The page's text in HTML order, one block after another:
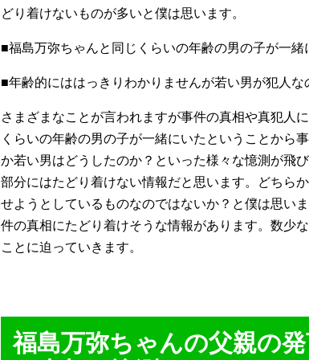
どり着けないものが多いと僕は思います。
■福島万弥ちゃんと同じくらいの年齢の男の子が一緒
■年齢的にははっきりわかりませんが若い男が犯人な
さまざまなことが言われますが事件の真相や真犯人
くらいの年齢の男の子が一緒にいたということから
か若い男はどうしたのか？といった様々な憶測が飛
部分にはたどり着けない情報だと思います。どちら
せようとしているものなのではないか？と僕は思い
件の真相にたどり着けそうな情報があります。数少
ことに迫っていきます。
福島万弥ちゃんの父親の